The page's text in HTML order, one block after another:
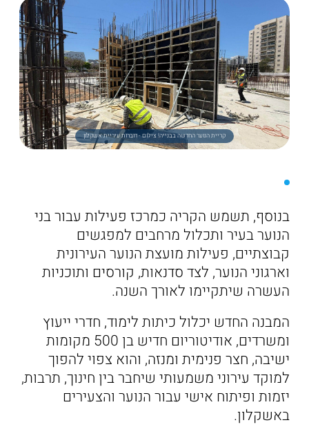
קריית הנוער החדשה בבנייה! צילום - דוברות עיריית אשקלון
בנוסף, תשמש הקריה כמרכז פעילות עבור בני
הנוער בעיר ותכלול מרחבים למפגשים
קבוצתיים, פעילות מועצת הנוער העירונית
וארגוני הנוער, לצד סדנאות, קורסים ותוכניות
העשרה שיתקיימו לאורך השנה.
המבנה החדש יכלול כיתות לימוד, חדרי ייעוץ
ומשרדים, אודיטוריום חדיש בן 500 מקומות
ישיבה, חצר פנימית ומנזה, והוא צפוי להפוך
למוקד עירוני משמעותי שיחבר בין חינוך, תרבות,
יזמות ופיתוח אישי עבור הנוער והצעירים
באשקלון.